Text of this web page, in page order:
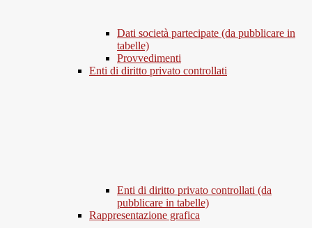
Dati società partecipate (da pubblicare in
tabelle)
Provvedimenti
Enti di diritto privato controllati
Enti di diritto privato controllati (da
pubblicare in tabelle)
Rappresentazione grafica